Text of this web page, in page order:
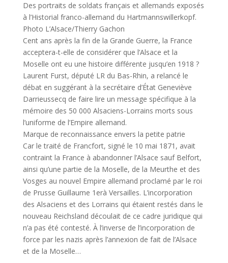
Des portraits de soldats français et allemands exposés
à l’Historial franco-allemand du Hartmannswillerkopf.
Photo L’Alsace/Thierry Gachon
Cent ans après la fin de la Grande Guerre, la France
acceptera-t-elle de considérer que l’Alsace et la
Moselle ont eu une histoire différente jusqu’en 1918 ?
Laurent Furst, député LR du Bas-Rhin, a relancé le
débat en suggérant à la secrétaire d’État Geneviève
Darrieussecq de faire lire un message spécifique à la
mémoire des 50 000 Alsaciens-Lorrains morts sous
l’uniforme de l’Empire allemand.
Marque de reconnaissance envers la petite patrie
Car le traité de Francfort, signé le 10 mai 1871, avait
contraint la France à abandonner l’Alsace sauf Belfort,
ainsi qu’une partie de la Moselle, de la Meurthe et des
Vosges au nouvel Empire allemand proclamé par le roi
de Prusse Guillaume 1erà Versailles. L’incorporation
des Alsaciens et des Lorrains qui étaient restés dans le
nouveau Reichsland découlait de ce cadre juridique qui
n’a pas été contesté. À l’inverse de l’incorporation de
force par les nazis après l’annexion de fait de l’Alsace
et de la Moselle…